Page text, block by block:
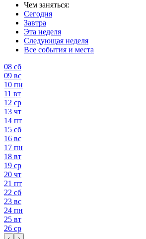
Чем заняться:
Сегодня
Завтра
Эта неделя
Следующая неделя
Все события и места
08 сб
09 вс
10 пн
11 вт
12 ср
13 чт
14 пт
15 сб
16 вс
17 пн
18 вт
19 ср
20 чт
21 пт
22 сб
23 вс
24 пн
25 вт
26 ср